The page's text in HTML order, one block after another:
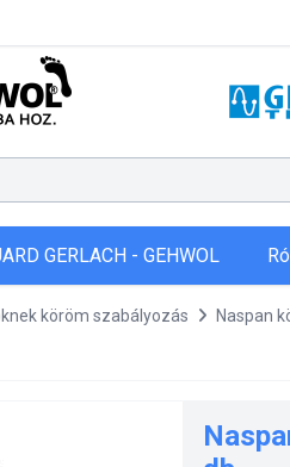
GERLACH - GEHWOL
köröm szabályozás
Naspan